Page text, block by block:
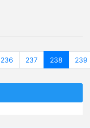
236 237 238 239